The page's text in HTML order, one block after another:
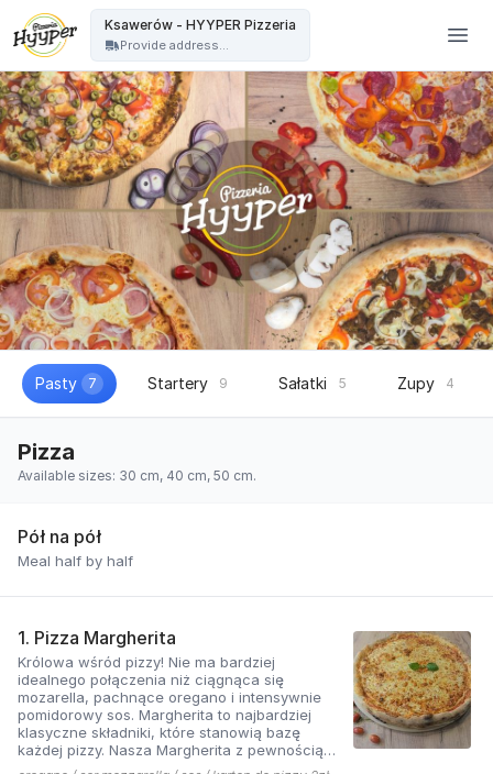
Ksawerów - HYYPER Pizzeria
Provide address...
Pasty 7 Startery 9 Sałatki 5 Zupy 4
Pizza
Available sizes: 30 cm, 40 cm, 50 cm.
Pół na pół
Meal half by half
1. Pizza Margherita
Królowa wśród pizzy! Nie ma bardziej
idealnego połączenia niż ciągnąca się
mozarella, pachnące oregano i intensywnie
pomidorowy sos. Margherita to najbardziej
klasyczne składniki, które stanowią bazę
każdej pizzy. Nasza Margherita z pewnością
nie ma sobie równych w okolicy!